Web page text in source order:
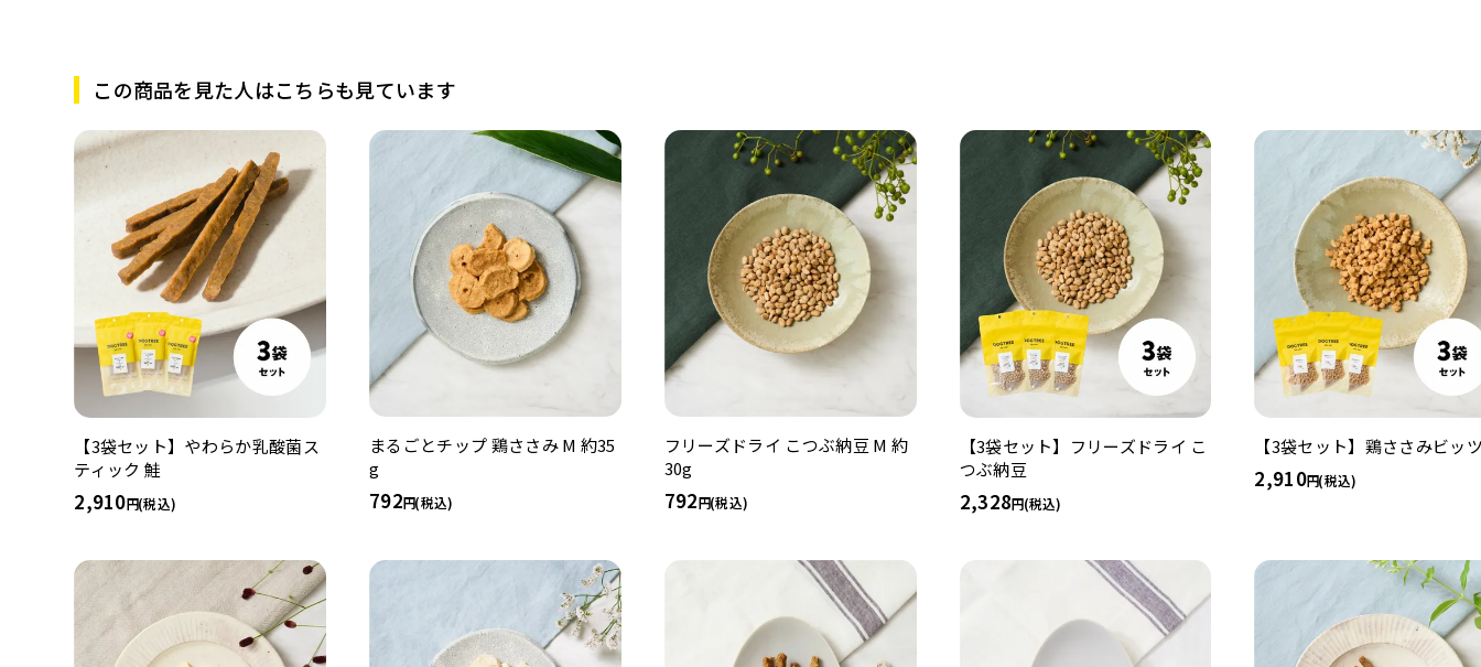
この商品を見た人はこちらも見ています
【3袋セット】やわらか乳酸菌ス
ティック 鮭
2,910 (税込)
まるごとチップ 鶏ささみ M 約35
g
792 (税込)
フリーズドライ こつぶ納豆 M 約
30g
792 (税込)
【3袋セット】フリーズドライ こ
つぶ納豆
2,328 (税込)
【3袋セット】鶏ささみビッ
2,910 (税込)